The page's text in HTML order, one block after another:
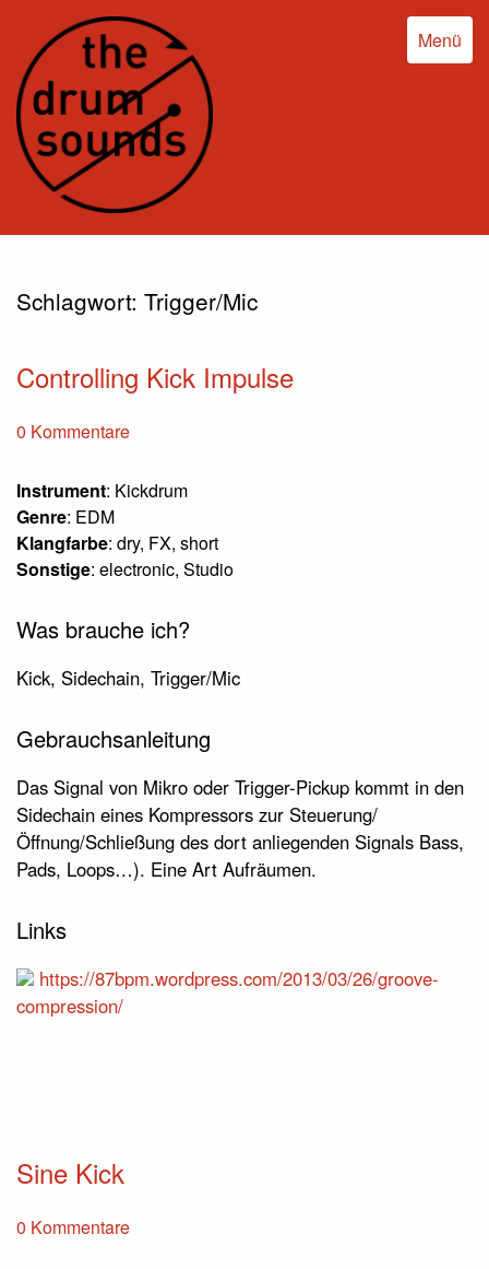
Menü
Schlagwort: Trigger/Mic
Controlling Kick Impulse
0 Kommentare
Instrument: Kickdrum
Genre: EDM
Klangfarbe: dry, FX, short
Sonstige: electronic, Studio
Was brauche ich?
Kick, Sidechain, Trigger/Mic
Gebrauchsanleitung
Das Signal von Mikro oder Trigger-Pickup kommt in den
Sidechain eines Kompressors zur Steuerung/
Öffnung/Schließung des dort anliegenden Signals Bass,
Pads, Loops…). Eine Art Aufräumen.
Links
https://87bpm.wordpress.com/2013/03/26/groove-
compression/
Sine Kick
0 Kommentare